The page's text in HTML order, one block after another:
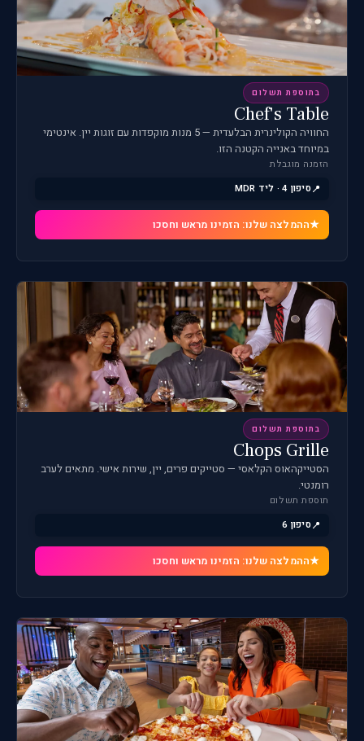
בתוספת תשלום
Chef's Table
החוויה הקולינרית הבלעדית — 5 מנות מוקפדות עם זוגות יין. אינטימי
במיוחד באנייה הקטנה הזו.
הזמנה מוגבלת
סיפון 4 · ליד MDR
ההמלצה שלנו: הזמינו מראש וחסכו
בתוספת תשלום
Chops Grille
הסטייקהאוס הקלאסי — סטייקים פרים, יין, שירות אישי. מתאים לערב
רומנטי.
תוספת תשלום
סיפון 6
ההמלצה שלנו: הזמינו מראש וחסכו